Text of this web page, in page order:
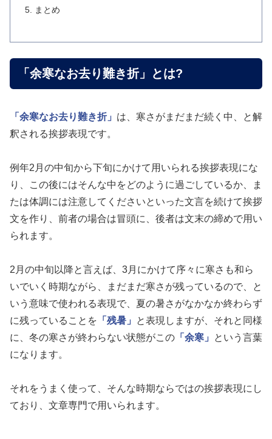
まとめ
「余寒なお去り難き折」とは?
「余寒なお去り難き折」 は、寒さがまだまだ続く中、と解
釈される挨拶表現です。
例年2月の中旬から下旬にかけて用いられる挨拶表現にな
り、この後にはそんな中をどのように過ごしているか、ま
たは体調には注意してくださいといった文言を続けて挨拶
文を作り、前者の場合は冒頭に、後者は文末の締めで用い
られます。
2月の中旬以降と言えば、3月にかけて序々に寒さも和ら
いでいく時期ながら、まだまだ寒さが残っているので、と
いう意味で使われる表現で、夏の暑さがなかなか終わらず
に残っていることを 「残暑」
と表現しますが、それと同様
に、冬の寒さが終わらない状態がこの 「余寒」
という言葉
になります。
それをうまく使って、そんな時期ならではの挨拶表現にし
ており、文章専門で用いられます。